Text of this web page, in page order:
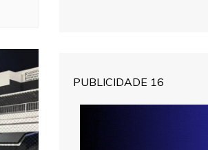
PUBLICIDADE 16